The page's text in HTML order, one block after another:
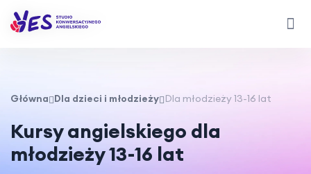
Główna Dla dzieci i młodzieży Dla młodzieży 13-16 lat
Kursy angielskiego dla
młodzieży 13-16 lat